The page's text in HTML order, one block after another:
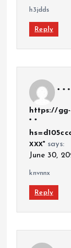
h3jdds
Reply
* *
https://gg-
* *
ххх* says:
June 30,
knvnnx
Reply